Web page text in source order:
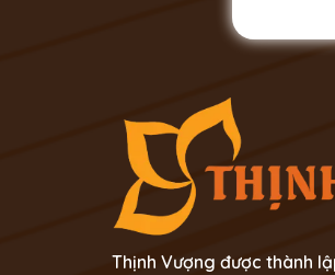
Thịnh Vượng được thành